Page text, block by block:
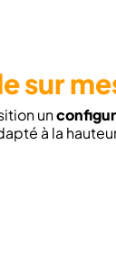
sur
un
à la